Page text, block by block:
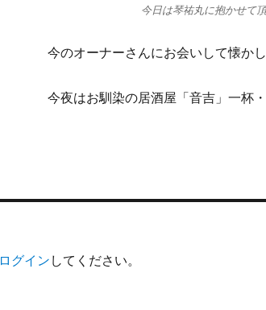
今日は琴祐丸に抱かせて
今のオーナーさんにお会いして懐か
今夜はお馴染の居酒屋「音吉」一杯
ログイン してください。